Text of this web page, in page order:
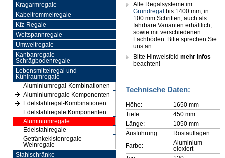
Kragarmregale
Kabeltrommelregale
Kfz-Regale
Weitspannregale
Umweltregale
Kanbanregale -
Schrägbodenregale
Lebensmittelregal und
Kühlraumregale
Aluminiumregal-Kombinationen
Aluminiumregale Komponenten
Edelstahlregal-Kombinationen
Edelstahlregale Komponenten
Aluminiumregale
Edelstahlregale
Getränkekistenregale
Weinregale
Stahlschränke
Alle Regalsysteme im
Grundregal bis 1400 mm, in
100 mm Schritten, auch als
fahrbare Varianten erhältlich,
sowie mit verschiedenen
Fachböden. Bitte sprechen Sie
uns an.
Bitte Hinweisfeld mehr Infos
beachten!
Technische Daten:
Höhe:
1650 mm
Tiefe:
450 mm
Länge:
1050 mm
Ausführung:
Rostauflagen
Farbe:
Aluminium
eloxiert